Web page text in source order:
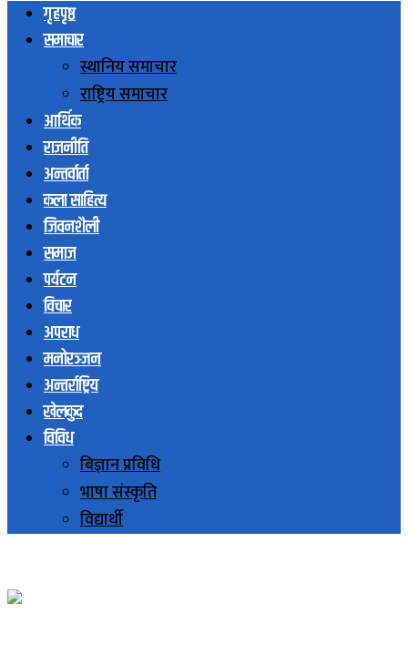
गृहपृष्ठ
समाचार
स्थानिय समाचार
राष्ट्रिय समाचार
आर्थिक
राजनीति
अन्तर्वार्ता
कला साहित्य
जिवनशैली
समाज
पर्यटन
विचार
अपराध
मनोरञ्जन
अन्तर्राष्ट्रिय
खेलकुद
विविध
बिज्ञान प्रविधि
भाषा संस्कृति
विद्यार्थी